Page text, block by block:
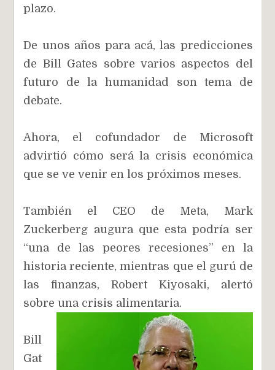
plazo.
De unos años para acá, las predicciones
de Bill Gates sobre varios aspectos del
futuro de la humanidad son tema de
debate.
Ahora, el cofundador de Microsoft
advirtió cómo será la crisis económica
que se ve venir en los próximos meses.
También el CEO de Meta, Mark
Zuckerberg augura que esta podría ser
“una de las peores recesiones” en la
historia reciente, mientras que el gurú de
las finanzas, Robert Kiyosaki, alertó
sobre una crisis alimentaria.
Bill
Gat